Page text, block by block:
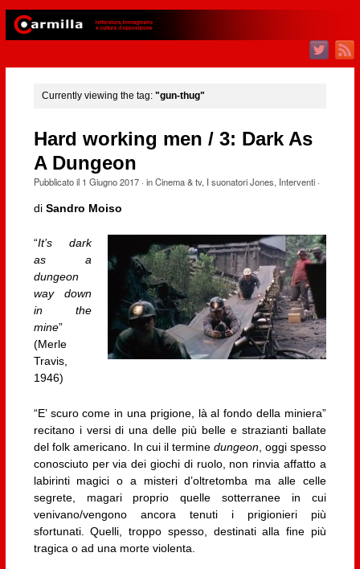
Currently viewing the tag: "gun-thug"
Hard working men / 3: Dark As
A Dungeon
Pubblicato il 1 Giugno 2017· inCinema & tv, I suonatori Jones, Interventi·
di Sandro Moiso
“It’s dark
as a
dungeon
way down
in the
mine”
(Merle
Travis,
1946)
“E’ scuro come in una prigione, là al fondo della miniera”
recitano i versi di una delle più belle e strazianti ballate
del folk americano. In cui il termine dungeon, oggi spesso
conosciuto per via dei giochi di ruolo, non rinvia affatto a
labirinti magici o a misteri d’oltretomba ma alle celle
segrete, magari proprio quelle sotterranee in cui
venivano/vengono ancora tenuti i prigionieri più
sfortunati. Quelli, troppo spesso, destinati alla fine più
tragica o ad una morte violenta.